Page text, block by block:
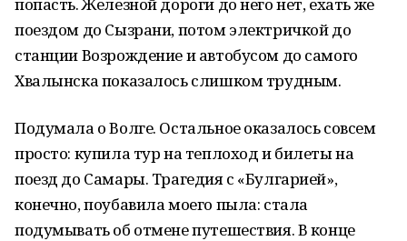
поездом до Сызрани, потом электричкой до
станции Возрождение и автобусом до самого
Хвалынска показалось слишком трудным.
Подумала о Волге. Остальное оказалось совсем
просто: купила тур на теплоход и билеты на
поезд до Самары. Трагедия с «Булгарией»,
конечно, поубавила моего пыла: стала
подумывать об отмене путешествия. В конце